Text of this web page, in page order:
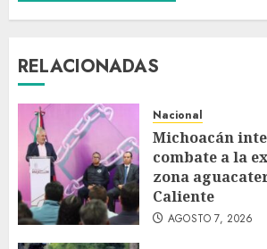
RELACIONADAS
Nacional
Michoacán
combate a la
zona
Caliente
AGOSTO 7, 2026